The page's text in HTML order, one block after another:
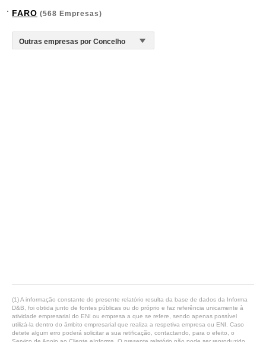
FARO (568 Empresas)
(1) A informação constante do presente relatório resulta da base de dados da Informa
D&B, foi obtida junto de fontes públicas ou do próprio e faz referência unicamente à
atividade empresarial do ENI ou empresa a que se refere, sendo apenas possível
utilizá-la dentro do âmbito empresarial que realiza a respetiva empresa ou ENI. Caso
detete algum erro poderá solicitar a sua retificação, contactando, para o efeito, o